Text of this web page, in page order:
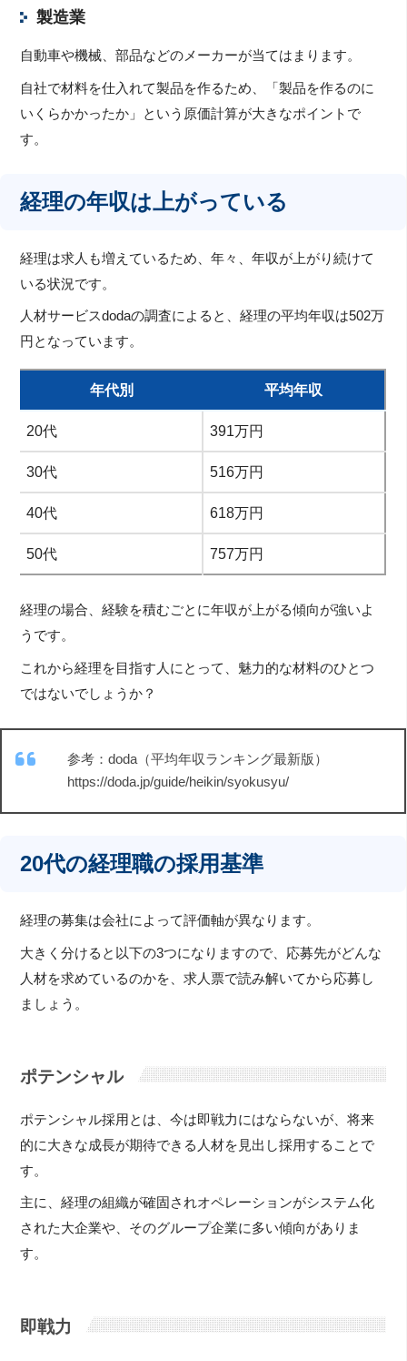
製造業
自動車や機械、部品などのメーカーが当てはまります。
自社で材料を仕入れて製品を作るため、「製品を作るのに
いくらかかったか」という原価計算が大きなポイントで
す。
経理の年収は上がっている
経理は求人も増えているため、年々、年収が上がり続けて
いる状況です。
人材サービスdodaの調査によると、経理の平均年収は502万
円となっています。
年代別 平均年収
20代 391万円
30代 516万円
40代 618万円
50代 757万円
経理の場合、経験を積むごとに年収が上がる傾向が強いよ
うです。
これから経理を目指す人にとって、魅力的な材料のひとつ
ではないでしょうか？
参考：doda（平均年収ランキング最新版）
https://doda.jp/guide/heikin/syokusyu/
20代の経理職の採用基準
経理の募集は会社によって評価軸が異なります。
大きく分けると以下の3つになりますので、応募先がどんな
人材を求めているのかを、求人票で読み解いてから応募し
ましょう。
ポテンシャル
ポテンシャル採用とは、今は即戦力にはならないが、将来
的に大きな成長が期待できる人材を見出し採用することで
す。
主に、経理の組織が確固されオペレーションがシステム化
された大企業や、そのグループ企業に多い傾向がありま
す。
即戦力